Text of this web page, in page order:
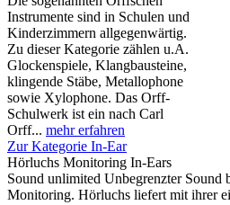
Instrumente sind in Schulen und
Kinderzimmern allgegenwärtig.
Zu dieser Kategorie zählen u.A.
Glockenspiele, Klangbausteine,
klingende Stäbe, Metallophone
sowie Xylophone. Das Orff-
Schulwerk ist ein nach Carl
Orff... mehr erfahren
Zur Kategorie In-Ear
Hörluchs Monitoring In-Ears
Sound unlimited Unbegrenzter Sound
Monitoring. Hörluchs liefert mit ihrer